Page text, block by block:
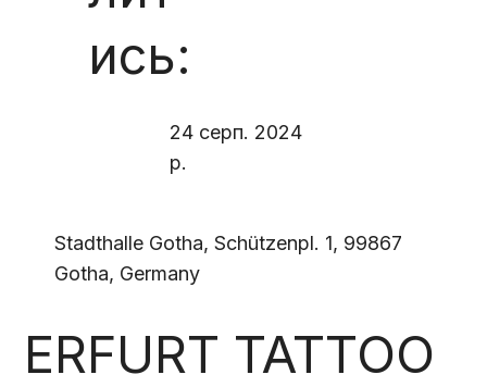
ись:
24 серп. 2024
р.
Stadthalle Gotha, Schützenpl. 1, 99867
Gotha, Germany
ERFURT TATTOO